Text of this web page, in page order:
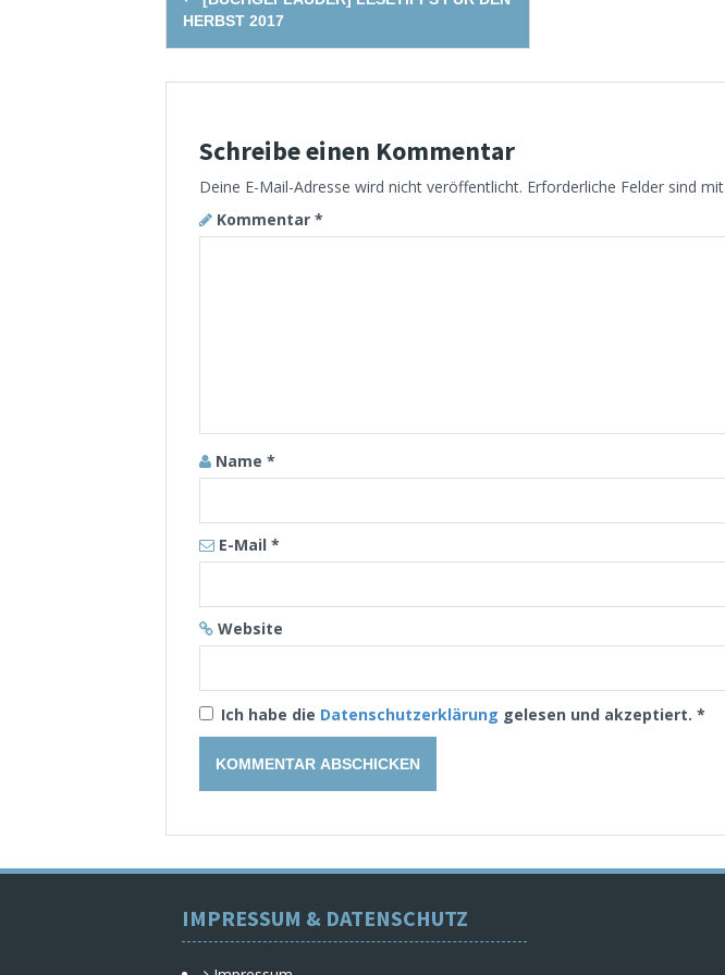
navigation
HERBST 2017
Schreibe einen Kommentar
Deine E-Mail-Adresse wird nicht veröffentlicht. Erforderliche Felder sind mit
Kommentar *
Name *
E-Mail *
Website
Ich habe die Datenschutzerklärung gelesen und akzeptiert. *
IMPRESSUM & DATENSCHUTZ